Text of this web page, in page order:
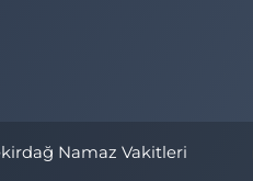
Namaz Vakitleri